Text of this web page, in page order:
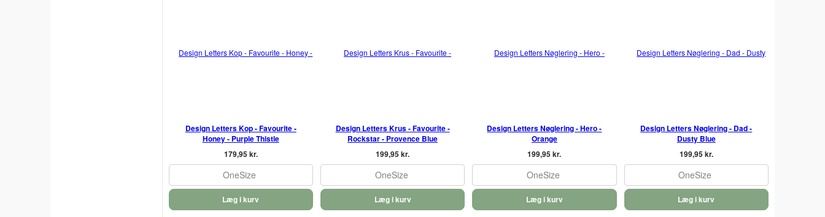
Design Letters Kop - Favourite -
Honey - Purple Thistle
179,95 kr.
OneSize
Læg i kurv
Design Letters Krus - Favourite -
Rockstar - Provence Blue
199,95 kr.
OneSize
Læg i kurv
Design Letters Nøglering - Hero -
Orange
199,95 kr.
OneSize
Læg i kurv
Design Letters Nøglering - Dad -
Dusty Blue
199,95 kr.
OneSize
Læg i kurv